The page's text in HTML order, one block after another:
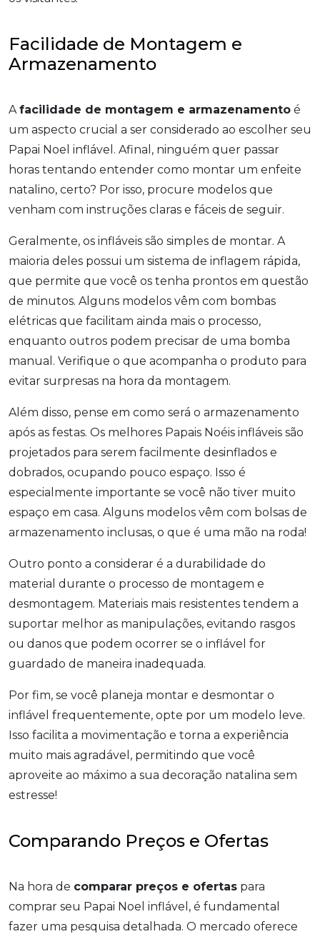
Facilidade de Montagem e
Armazenamento
Afacilidade de montagem e armazenamento é
um aspecto crucial a ser considerado ao escolher seu
Papai Noel inflável. Afinal, ninguém quer passar
horas tentando entender como montar um enfeite
natalino, certo? Por isso, procure modelos que
venham com instruções claras e fáceis de seguir.
Geralmente, os infláveis são simples de montar. A
maioria deles possui um sistema de inflagem rápida,
que permite que você os tenha prontos em questão
de minutos. Alguns modelos vêm com bombas
elétricas que facilitam ainda mais o processo,
enquanto outros podem precisar de uma bomba
manual. Verifique o que acompanha o produto para
evitar surpresas na hora da montagem.
Além disso, pense em como será o armazenamento
após as festas. Os melhores Papais Noéis infláveis são
projetados para serem facilmente desinflados e
dobrados, ocupando pouco espaço. Isso é
especialmente importante se você não tiver muito
espaço em casa. Alguns modelos vêm com bolsas de
armazenamento inclusas, o que é uma mão na roda!
Outro ponto a considerar é a durabilidade do
material durante o processo de montagem e
desmontagem. Materiais mais resistentes tendem a
suportar melhor as manipulações, evitando rasgos
ou danos que podem ocorrer se o inflável for
guardado de maneira inadequada.
Por fim, se você planeja montar e desmontar o
inflável frequentemente, opte por um modelo leve.
Isso facilita a movimentação e torna a experiência
muito mais agradável, permitindo que você
aproveite ao máximo a sua decoração natalina sem
estresse!
Comparando Preços e Ofertas
Na hora de comparar preços e ofertas para
comprar seu Papai Noel inflável, é fundamental
fazer uma pesquisa detalhada. O mercado oferece